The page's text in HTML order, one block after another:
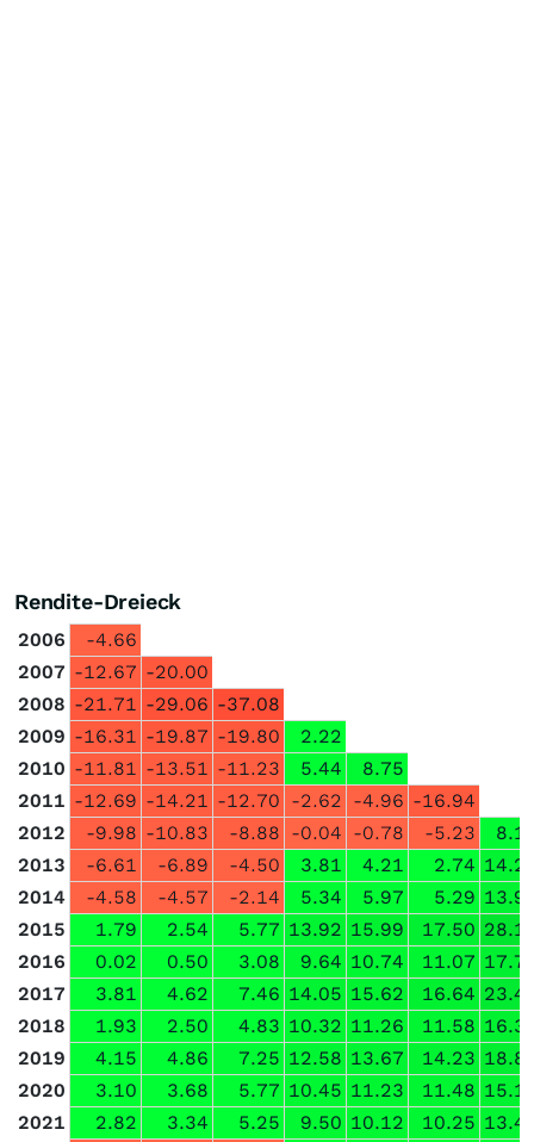
Rendite-Dreieck
2006
-4.66
2007 -12.67 -20.00
2008 -21.71 -29.06 -37.08
2009 -16.31 -19.87 -19.80
2.22
2010 -11.81 -13.51 -11.23 5.44
8.75
2011 -12.69 -14.21 -12.70 -2.62 -4.96 -16.94
2012
-9.98 -10.83 -8.88 -0.04 -0.78 -5.23
2013
-6.61 -6.89 -4.50 3.81 4.21 2.74
2014
-4.58 -4.57 -2.14 5.34 5.97 5.29
2015
1.79 2.54 5.77 13.92 15.99 17.50
2016
0.02 0.50 3.08 9.64 10.74 11.07
2017
3.81 4.62 7.46 14.05 15.62 16.64
2018
1.93 2.50 4.83 10.32 11.26 11.58
2019
4.15 4.86 7.25 12.58 13.67 14.23
2020
3.10 3.68 5.77 10.45 11.23 11.48
2021
2.82 3.34 5.25 9.50 10.12 10.25